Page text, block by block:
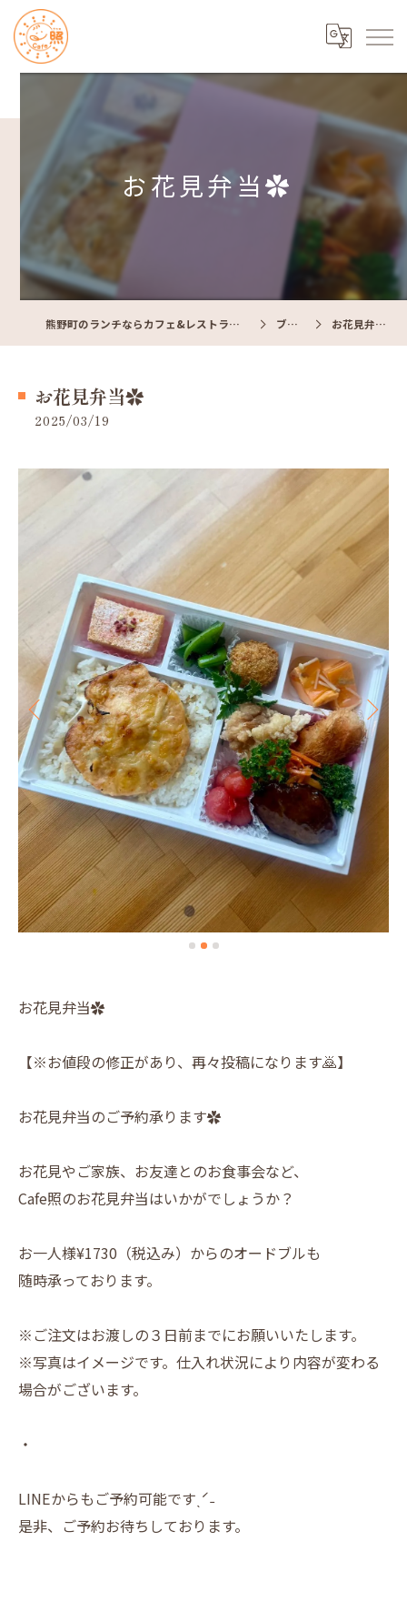
お花見弁当✿
熊野町のランチならカフェ&レストラン Cafe照 ブログ お花見弁当✿
お花見弁当✿
2025/03/19
お花見弁当✿
【※お値段の修正があり、再々投稿になります🙇】
お花見弁当のご予約承ります✿
お花見やご家族、お友達とのお食事会など、
Cafe照のお花見弁当はいかがでしょうか？
お一人様¥1730（税込み）からのオードブルも
随時承っております。
※ご注文はお渡しの３日前までにお願いいたします。
※写真はイメージです。仕入れ状況により内容が変わる
場合がございます。
・
LINEからもご予約可能ですˎˊ˗
是非、ご予約お待ちしております。